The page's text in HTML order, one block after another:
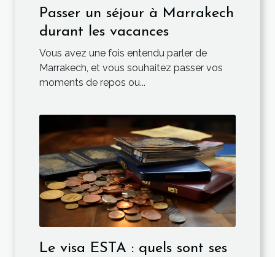
Passer un séjour à Marrakech
durant les vacances
Vous avez une fois entendu parler de
Marrakech, et vous souhaitez passer vos
moments de repos ou...
Le visa ESTA : quels sont ses